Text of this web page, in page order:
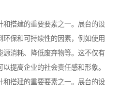
和搭建的重要要素之一。展台的设
环保和可持续性的因素，例如使用
源消耗、降低废弃物等。这不仅有
提高企业的社会责任感和形象。
和搭建的重要要素之一。展台的设